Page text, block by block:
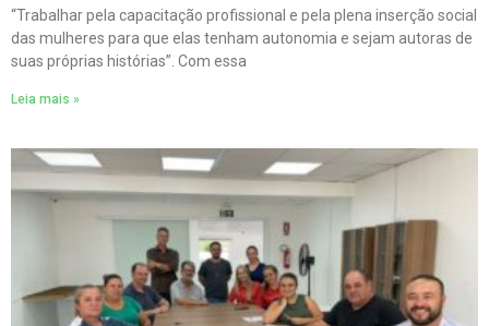
“Trabalhar pela capacitação profissional e pela plena inserção social
das mulheres para que elas tenham autonomia e sejam autoras de
suas próprias histórias”. Com essa
Leia mais »